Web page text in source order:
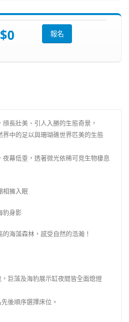
$0 報名
長壯美、引人入勝的生態奇景，
中的足以與珊瑚礁世界匹美的生態
幕低垂，透著微光依稀可見生物棲息
相擁入眠
豹身影
海藻森林，感受自然的浩瀚！
巨藻及海豹展示缸夜間皆全面熄燈
後順序選擇床位。